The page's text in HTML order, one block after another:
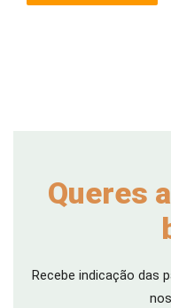
Queres
Recebe indicação das